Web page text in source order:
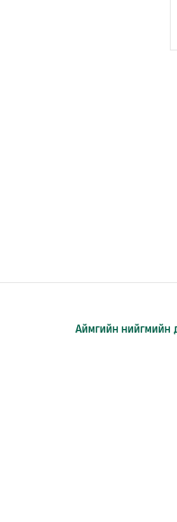
Аймгийн нийгмийн